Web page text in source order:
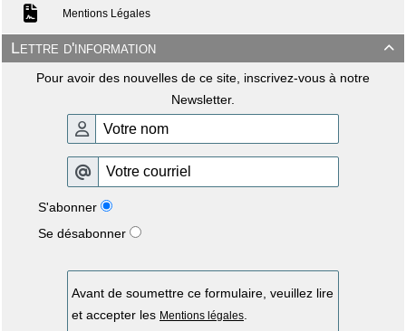
Mentions Légales

Lettre d'information
Pour avoir des nouvelles de ce site, inscrivez-vous à notre
Newsletter.
S'abonner
Se désabonner
Avant de soumettre ce formulaire, veuillez lire
et accepter les Mentions légales